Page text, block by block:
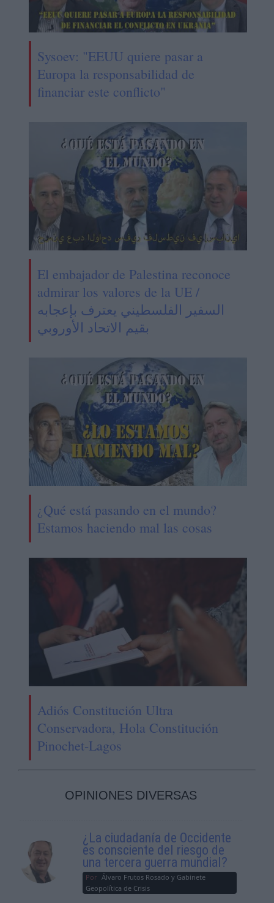
Sysoev: "EEUU quiere pasar a
Europa la responsabilidad de
financiar este conflicto"
El embajador de Palestina reconoce
admirar los valores de la UE /
السفير الفلسطيني يعترف بإعجابه
بقيم الاتحاد الأوروبي
¿Qué está pasando en el mundo?
Estamos haciendo mal las cosas
Adiós Constitución Ultra
Conservadora, Hola Constitución
Pinochet-Lagos
OPINIONES DIVERSAS
¿La ciudadanía de Occidente
es consciente del riesgo de
una tercera guerra mundial?
Por Álvaro Frutos Rosado y Gabinete
Geopolítica de Crisis